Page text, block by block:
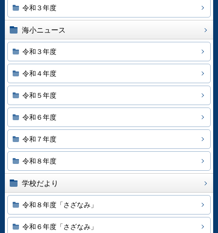
令和３年度
海小ニュース
令和３年度
令和４年度
令和５年度
令和６年度
令和７年度
令和８年度
学校だより
令和８年度「さざなみ」
令和６年度「さざなみ」